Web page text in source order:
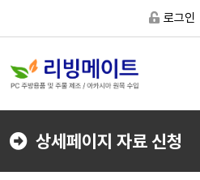
로그인
상세페이지 자료 신청